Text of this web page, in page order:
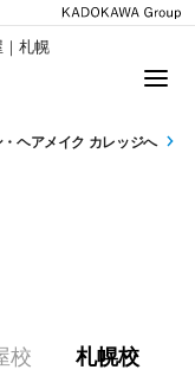
札幌
ヘアメイク カレッジへ
校 札幌校